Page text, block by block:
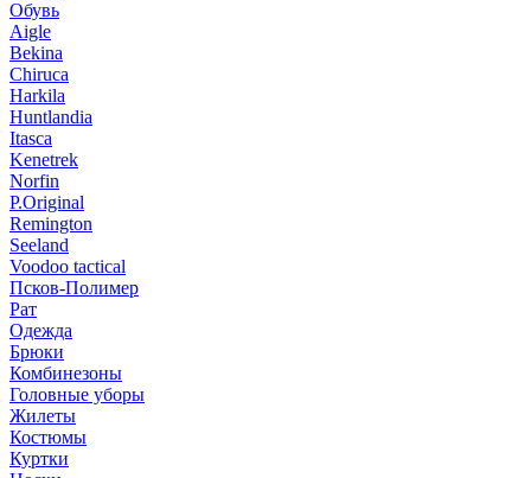
Обувь
Aigle
Bekina
Chiruсa
Harkila
Huntlandia
Itasca
Kenetrek
Norfin
P.Original
Remington
Seeland
Voodoo tactical
Псков-Полимер
Рат
Одежда
Брюки
Комбинезоны
Головные уборы
Жилеты
Костюмы
Куртки